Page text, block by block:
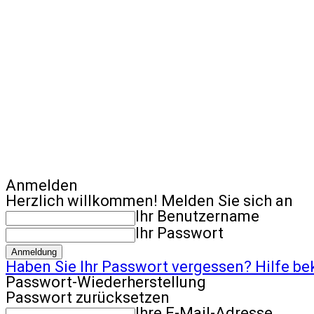
Anmelden
Herzlich willkommen! Melden Sie sich an
Ihr Benutzername
Ihr Passwort
Haben Sie Ihr Passwort vergessen? Hilfe
Passwort-Wiederherstellung
Passwort zurücksetzen